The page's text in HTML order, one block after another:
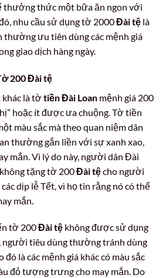
thưởng thức một bữa ăn ngon với
đó, nhu cầu sử dụng tờ 2000Đài tệ là
thường ưu tiên dùng các mệnh giá
giao dịch hàng ngày.
200 Đài tệ
là tờ tiền Đài Loan mệnh giá 200
hoặc ít được ưa chuộng. Tờ tiền
màu sắc mà theo quan niệm dân
thường gắn liền với sự xanh xao,
mắn. Vì lý do này, người dân Đài
tặng tờ 200Đài tệcho người
dịp lễ Tết, vì họ tin rằng nó có thể
mắn.
tờ 200Đài tệ không được sử dụng
người tiêu dùng thường tránh dùng
là các mệnh giá khác có màu sắc
đỏ tượng trưng cho may mắn. Do